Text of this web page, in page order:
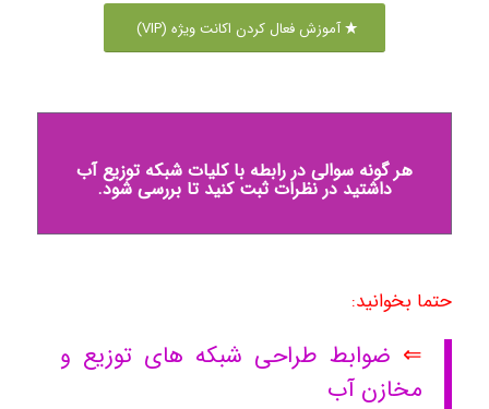
آموزش فعال کردن اکانت ویژه (VIP)
هر گونه سوالی در رابطه با کلیات شبکه توزیع آب
داشتید در نظرات ثبت کنید تا بررسی شود.
حتما بخوانید:
⇐ ضوابط طراحی شبکه های توزیع و
مخازن آب